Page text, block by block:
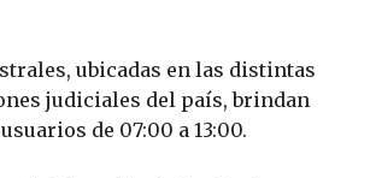
ubicadas en las distintas
judiciales del país, brindan
de 07:00 a 13:00.